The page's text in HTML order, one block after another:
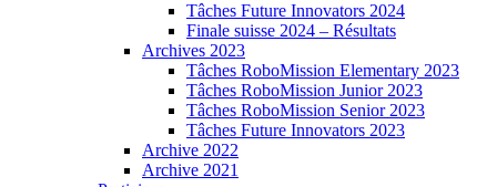
Tâches Future Innovators 2024
Finale suisse 2024 – Résultats
Archives 2023
Tâches RoboMission Elementary 2023
Tâches RoboMission Junior 2023
Tâches RoboMission Senior 2023
Tâches Future Innovators 2023
Archive 2022
Archive 2021